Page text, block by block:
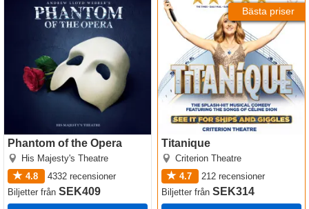
Phantom of the Opera
His Majesty's Theatre
4.8
4332 recensioner
Biljetter från SEK409
Bästa priser
Titanique
Criterion Theatre
4.7
212 recensioner
BiljetterfrånSEK314